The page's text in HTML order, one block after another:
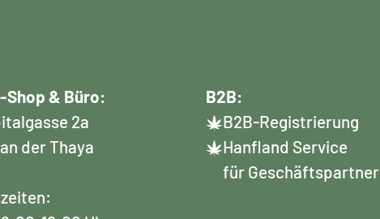
Shop & Büro:
2a
der Thaya
B2B:
B2B-Registrierung
Hanfland Service
für Geschäftspartner